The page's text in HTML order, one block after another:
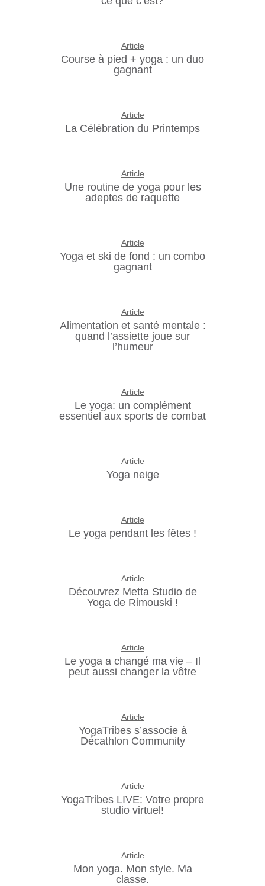
Article
Course à pied + yoga : un duo
gagnant
Article
La Célébration du Printemps
Article
Une routine de yoga pour les
adeptes de raquette
Article
Yoga et ski de fond : un combo
gagnant
Article
Alimentation et santé mentale :
quand l’assiette joue sur
l’humeur
Article
Le yoga: un complément
essentiel aux sports de combat
Article
Yoga neige
Article
Le yoga pendant les fêtes !
Article
Découvrez Metta Studio de
Yoga de Rimouski !
Article
Le yoga a changé ma vie – Il
peut aussi changer la vôtre
Article
YogaTribes s’associe à
Décathlon Community
Article
YogaTribes LIVE: Votre propre
studio virtuel!
Article
Mon yoga. Mon style. Ma
classe.